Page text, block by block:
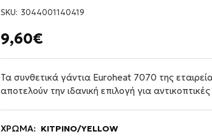
SKU: 3044001140419
9,60€
Τα συνθετικά γάντια Euroheat 7070 της
αποτελούν την ιδανική επιλογή για
ΧΡΩΜΑ: ΚΙΤΡΙΝΟ/YELLOW